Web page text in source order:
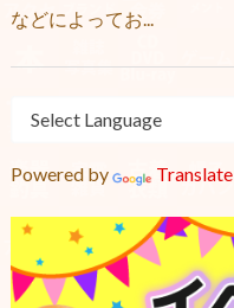
などによってお...
Powered by Translate